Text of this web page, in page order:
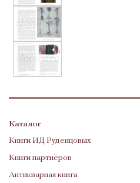
Каталог
Книги ИД Руденцовых
Книги партнёров
Антикварная книга